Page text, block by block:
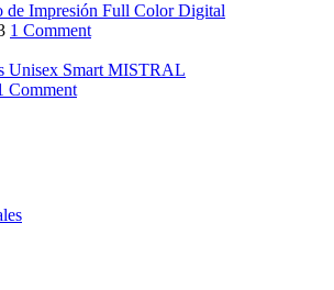
de Impresión Full Color Digital
1 Comment
Unisex Smart MISTRAL
Comment